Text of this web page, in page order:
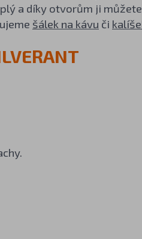
a díky otvorům ji
šálek na kávu či